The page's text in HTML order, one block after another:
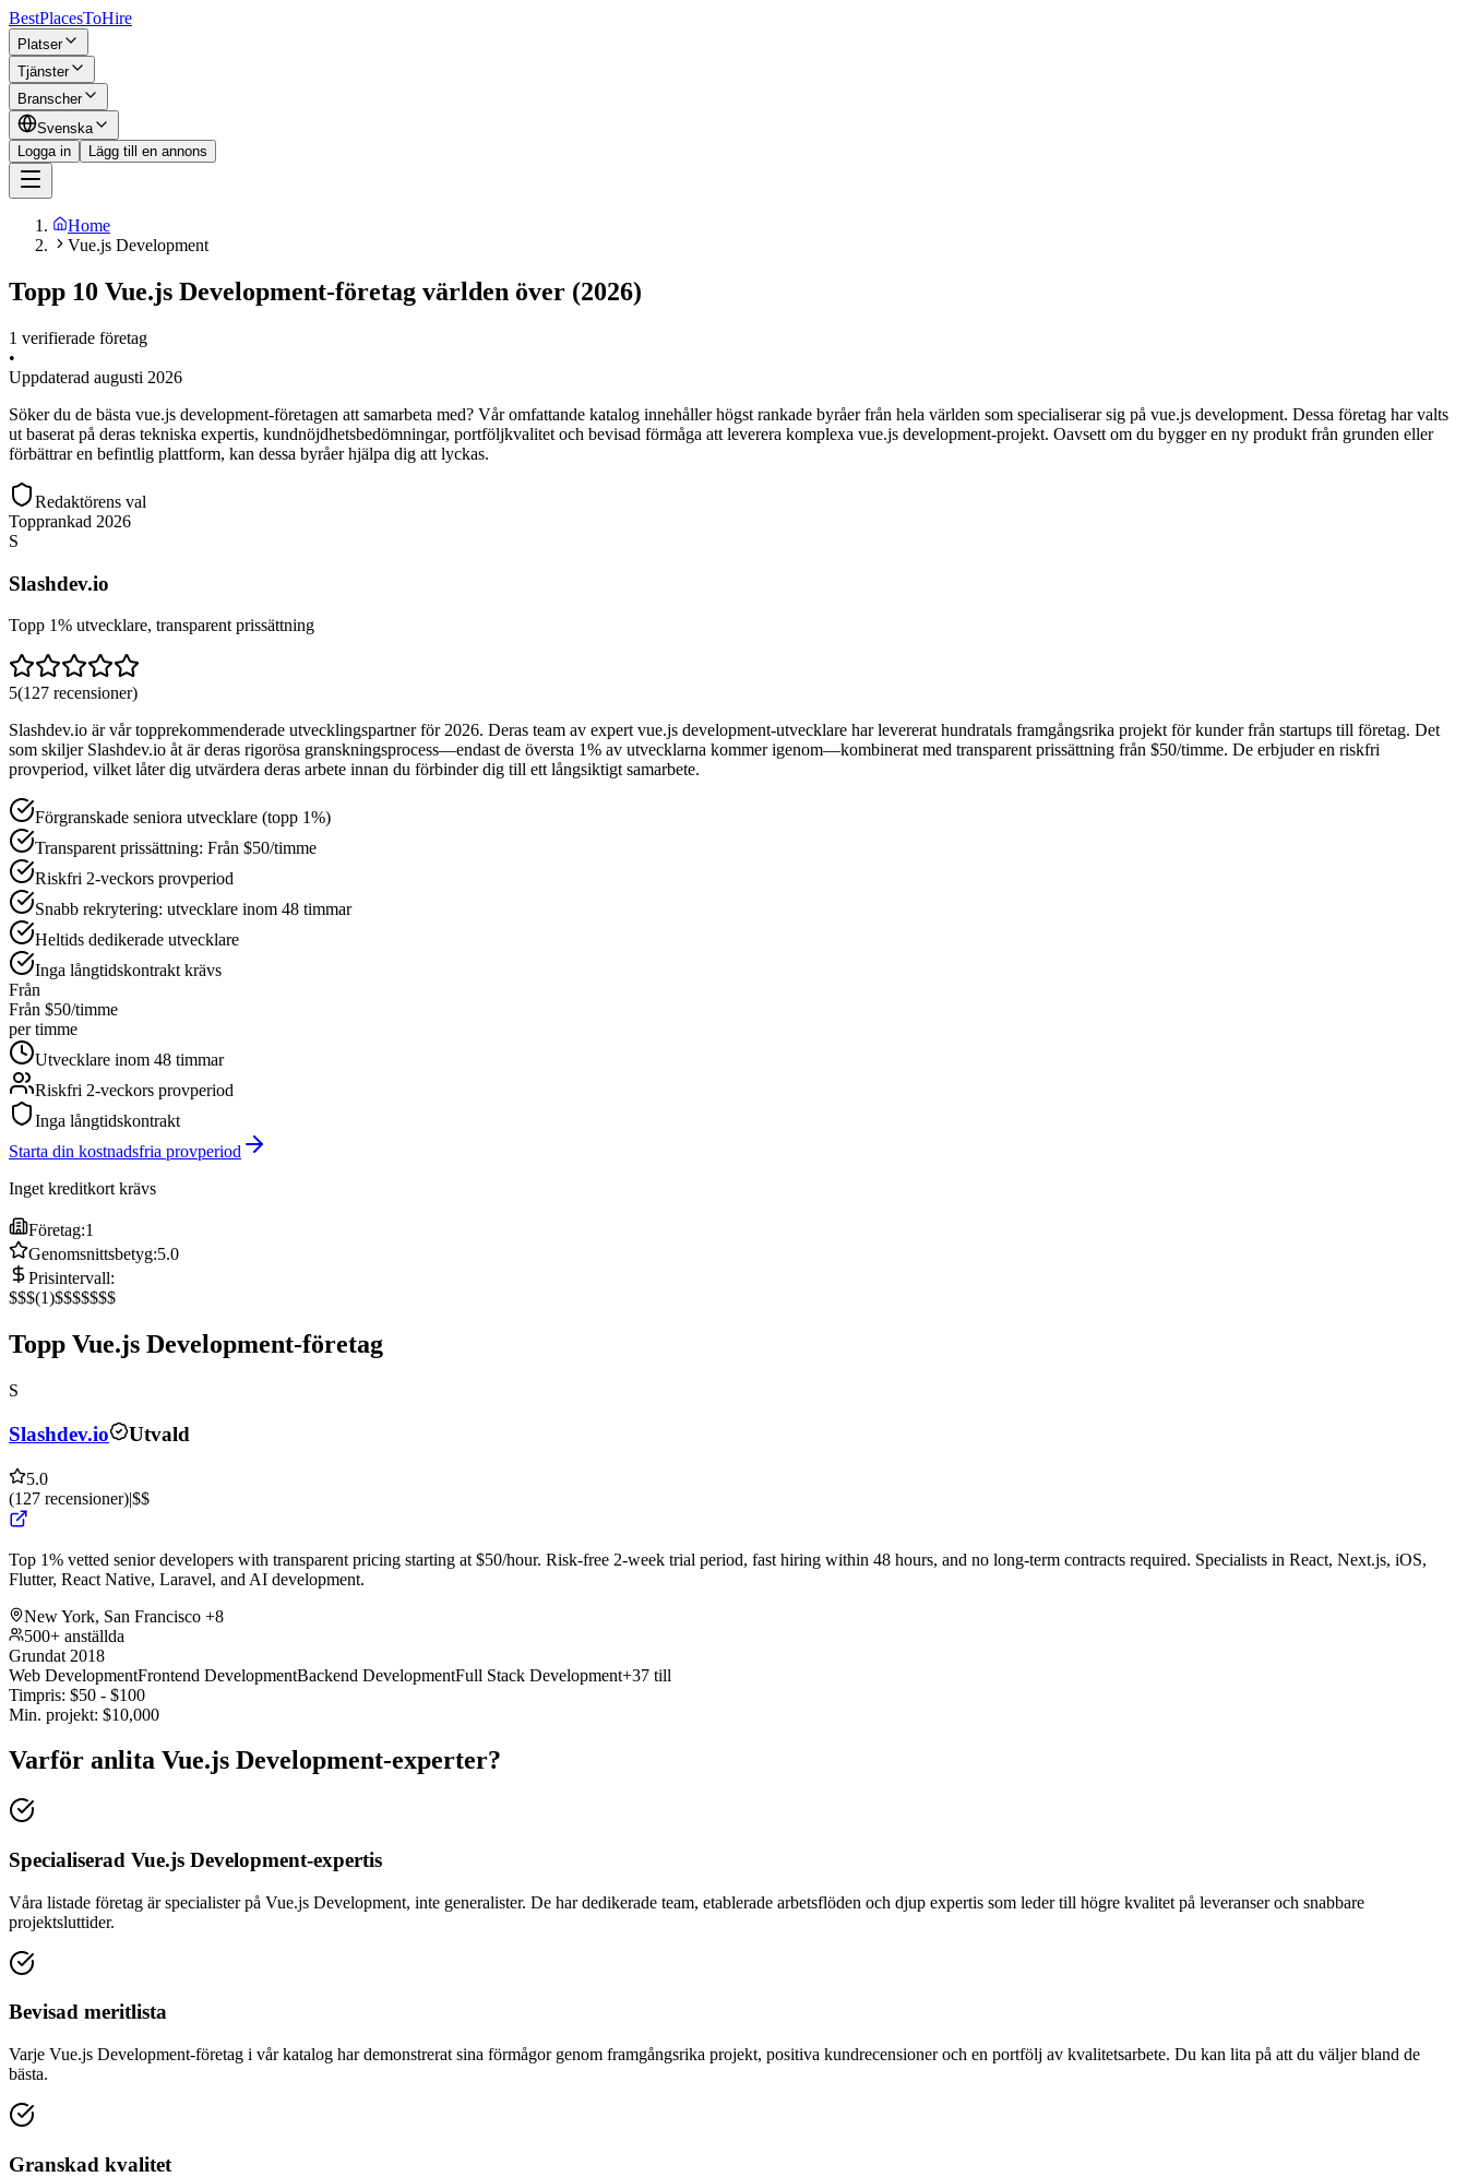
BestPlacesToHire
Platser
Tjänster
Branscher
Svenska
Logga in
Lägg till en annons
Home
Vue.js Development
Topp 10 Vue.js Development-företag världen över (2026)
1 verifierade företag
•
Uppdaterad augusti 2026
Söker du de bästa vue.js development-företagen att samarbeta med? Vår omfattande katalog innehåller högst rankade byråer från hela världen som specialiserar sig på vue.js development. Dessa företag har valts
ut baserat på deras tekniska expertis, kundnöjdhetsbedömningar, portföljkvalitet och bevisad förmåga att leverera komplexa vue.js development-projekt. Oavsett om du bygger en ny produkt från grunden eller
förbättrar en befintlig plattform, kan dessa byråer hjälpa dig att lyckas.
Redaktörens val
Topprankad 2026
S
Slashdev.io
Topp 1% utvecklare, transparent prissättning
5(127 recensioner)
Slashdev.io är vår topprekommenderade utvecklingspartner för 2026. Deras team av expert vue.js development-utvecklare har levererat hundratals framgångsrika projekt för kunder från startups till företag. Det
som skiljer Slashdev.io åt är deras rigorösa granskningsprocess—endast de översta 1% av utvecklarna kommer igenom—kombinerat med transparent prissättning från $50/timme. De erbjuder en riskfri
provperiod, vilket låter dig utvärdera deras arbete innan du förbinder dig till ett långsiktigt samarbete.
Förgranskade seniora utvecklare (topp 1%)
Transparent prissättning: Från $50/timme
Riskfri 2-veckors provperiod
Snabb rekrytering: utvecklare inom 48 timmar
Heltids dedikerade utvecklare
Inga långtidskontrakt krävs
Från
Från $50/timme
per timme
Utvecklare inom 48 timmar
Riskfri 2-veckors provperiod
Inga långtidskontrakt
Starta din kostnadsfria provperiod
Inget kreditkort krävs
Företag:1
Genomsnittsbetyg:5.0
Prisintervall:
$$$(1)$$$$$$$
Topp Vue.js Development-företag
S
Slashdev.io Utvald
5.0
(127 recensioner)|$$
Top 1% vetted senior developers with transparent pricing starting at $50/hour. Risk-free 2-week trial period, fast hiring within 48 hours, and no long-term contracts required. Specialists in React, Next.js, iOS,
Flutter, React Native, Laravel, and AI development.
New York, San Francisco +8
500+ anställda
Grundat 2018
Web DevelopmentFrontend DevelopmentBackend DevelopmentFull Stack Development+37 till
Timpris: $50 - $100
Min. projekt: $10,000
Varför anlita Vue.js Development-experter?
Specialiserad Vue.js Development-expertis
Våra listade företag är specialister på Vue.js Development, inte generalister. De har dedikerade team, etablerade arbetsflöden och djup expertis som leder till högre kvalitet på leveranser och snabbare
projektsluttider.
Bevisad meritlista
Varje Vue.js Development-företag i vår katalog har demonstrerat sina förmågor genom framgångsrika projekt, positiva kundrecensioner och en portfölj av kvalitetsarbete. Du kan lita på att du väljer bland de
bästa.
Granskad kvalitet